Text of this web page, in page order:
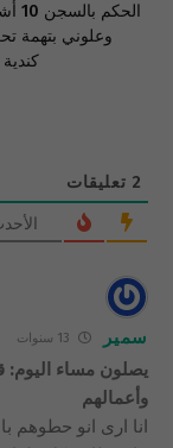
وعلوني بتهمة
2 تعليقات
سمير
وأعمالهم
انا ارى انو حطوهم